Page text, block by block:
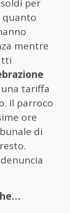
per
quanto
mentre
tariffa
Il parroco
ore
di